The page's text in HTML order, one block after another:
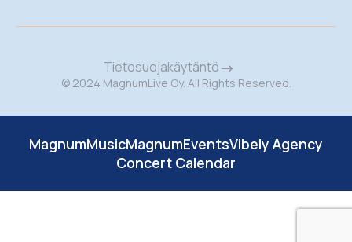
Tietosuojakäytäntö
© 2024 MagnumLive Oy. All Rights Reserved.
MagnumMusicMagnumEventsVibely Agency
Concert Calendar